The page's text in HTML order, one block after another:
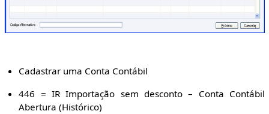
Cadastrar uma Conta Contábil
446 = IR Importação sem desconto – Conta Contábil
Abertura (Histórico)